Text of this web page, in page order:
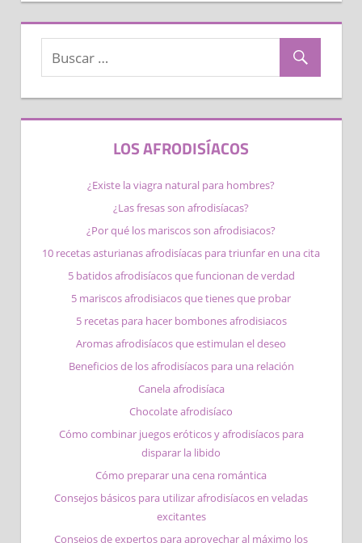
LOS AFRODISÍACOS
¿Existe la viagra natural para hombres?
¿Las fresas son afrodisíacas?
¿Por qué los mariscos son afrodisiacos​?
10 recetas asturianas afrodisíacas para triunfar en una cita
5 batidos afrodisíacos que funcionan de verdad
5 mariscos afrodisiacos que tienes que probar
5 recetas para hacer bombones afrodisiacos
Aromas afrodisíacos que estimulan el deseo
Beneficios de los afrodisíacos para una relación
Canela afrodisíaca
Chocolate afrodisíaco
Cómo combinar juegos eróticos y afrodisíacos para
disparar la libido
Cómo preparar una cena romántica
Consejos básicos para utilizar afrodisíacos en veladas
excitantes
Consejos de expertos para aprovechar al máximo los